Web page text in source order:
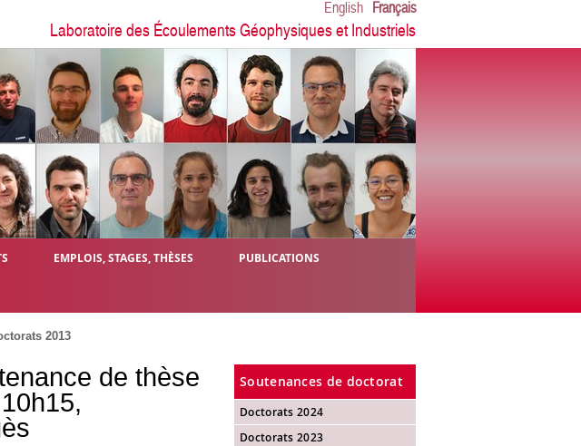
English Français
Laboratoire des Écoulements Géophysiques et Industriels
EMPLOIS, STAGES, THÈSES PUBLICATIONS
2013
de thèse
Soutenances de doctorat
Doctorats 2024
Doctorats 2023